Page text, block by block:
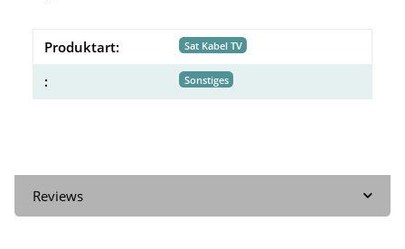
Produktart: Sat Kabel TV
: Sonstiges
Reviews